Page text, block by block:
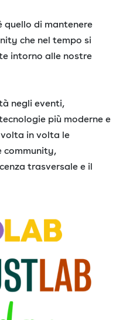
quello di mantenere
che nel tempo si
intorno alle nostre
negli eventi,
più moderne e
volta in volta le
community,
trasversale e il